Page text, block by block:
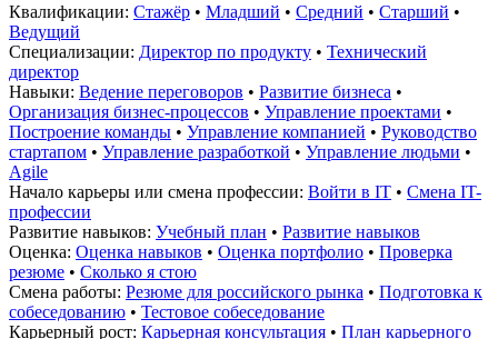
Квалификации: Стажёр • Младший • Средний • Старший •
Ведущий
Специализации: Директор по продукту • Технический
директор
Навыки: Ведение переговоров • Развитие бизнеса •
Организация бизнес-процессов • Управление проектами •
Построение команды • Управление компанией • Руководство
стартапом • Управление разработкой • Управление людьми •
Agile
Начало карьеры или смена профессии: Войти в IT • Смена IT-
профессии
Развитие навыков: Учебный план • Развитие навыков
Оценка: Оценка навыков • Оценка портфолио • Проверка
резюме • Сколько я стою
Смена работы: Резюме для российского рынка • Подготовка к
собеседованию • Тестовое собеседование
Карьерный рост: Карьерная консультация • План карьерного